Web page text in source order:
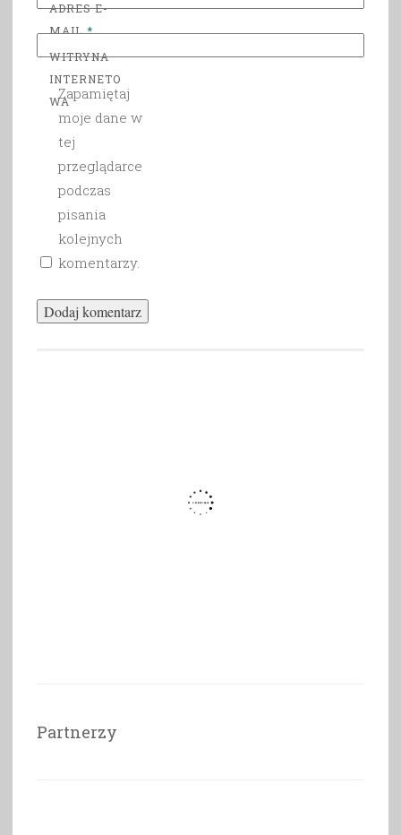
ADRES E-
MAIL*
WITRYNA
INTERNETO
WAZapamiętaj
moje dane w
tej
przeglądarce
podczas
pisania
kolejnych
komentarzy.
Partnerzy